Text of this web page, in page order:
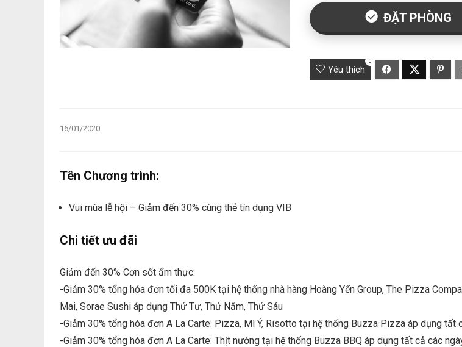
ĐẶT PHÒNG
Yêu thích
0
16/01/2020
Tên Chương trình:
Vui mùa lễ hội – Giảm đến 30% cùng thẻ tín dụng VIB
Chi tiết ưu đãi
Giảm đến 30% Cơn sốt ẩm thực:
-Giảm 30% tổng hóa đơn tối đa 500K tại hệ thống nhà hàng Hoàng Yến Group, The Pizza
Mai, Sorae Sushi áp dụng Thứ Tư, Thứ Năm, Thứ Sáu
-Giảm 30% tổng hóa đơn A La Carte: Pizza, Mì Ý, Risotto tại hệ thống Buzza Pizza áp dụng tất
-Giảm 30% tổng hóa đơn A La Carte: Thịt nướng tại hệ thống Buzza BBQ áp dụng tất cả các